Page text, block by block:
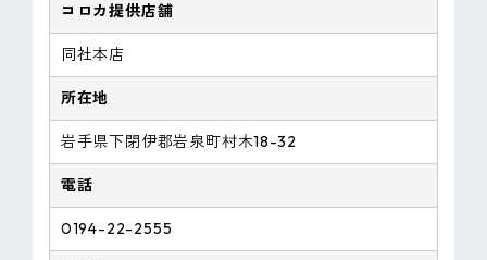
コロカ提供店舗
同社本店
所在地
岩手県下閉伊郡岩泉町村木18-32
電話
0194-22-2555